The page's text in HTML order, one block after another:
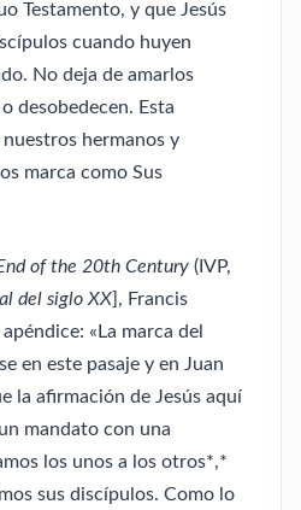
Testamento, y que Jesús
cuando huyen
No deja de amarlos
desobedecen. Esta
hermanos y
marca como Sus
of the 20th Century (IVP,
del siglo XX], Francis
«La marca del
en este pasaje y en Juan
la afirmación de Jesús aquí
mandato con una
los unos a los otros*,*
sus discípulos. Como lo